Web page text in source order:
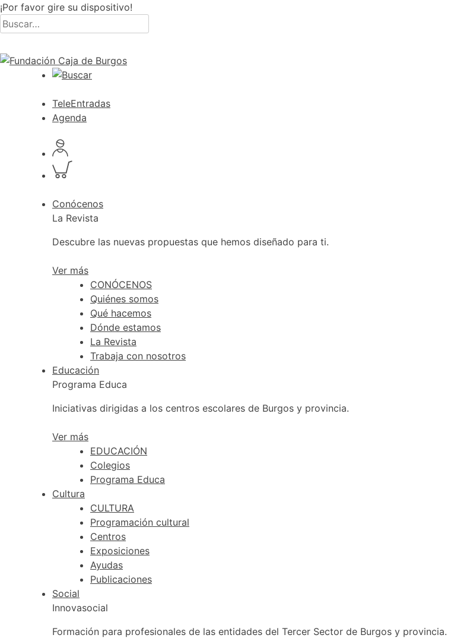
¡Por favor gire su dispositivo!
Skip
to
Buscar
por:
TeleEntradas
Agenda
Acceder
a
perfil
Inspeccionar
carrito
Conócenos
La Revista
Descubre las nuevas propuestas que hemos diseñado para ti.
Ver más
CONÓCENOS
Quiénes somos
Qué hacemos
Dónde estamos
La Revista
Trabaja con nosotros
Educación
Programa Educa
Iniciativas dirigidas a los centros escolares de Burgos y provincia.
Ver más
EDUCACIÓN
Colegios
Programa Educa
Cultura
CULTURA
Programación cultural
Centros
Exposiciones
Ayudas
Publicaciones
Social
Innovasocial
Formación para profesionales de las entidades del Tercer Sector de Burgos y provincia.